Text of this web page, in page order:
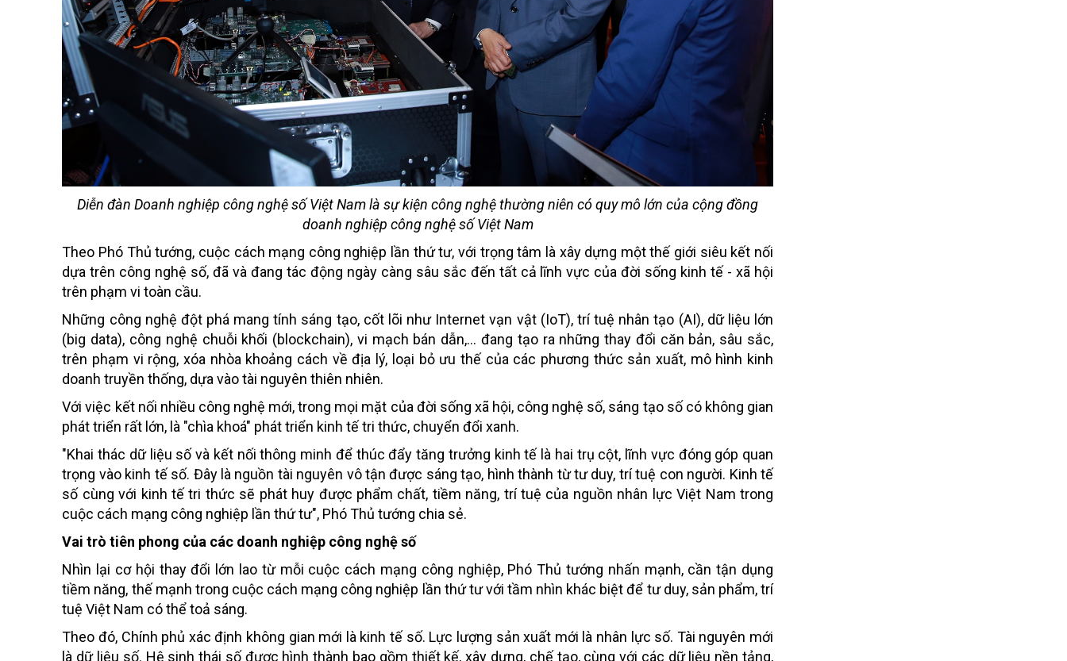
Diễn đàn Doanh nghiệp công nghệ số Việt Nam là sự kiện công nghệ thường niên có quy mô lớn của cộng đồng
doanh nghiệp công nghệ số Việt Nam
Theo Phó Thủ tướng, cuộc cách mạng công nghiệp lần thứ tư, với trọng tâm là xây dựng một thế giới siêu kết nối
dựa trên công nghệ số, đã và đang tác động ngày càng sâu sắc đến tất cả lĩnh vực của đời sống kinh tế - xã hội
trên phạm vi toàn cầu.
Những công nghệ đột phá mang tính sáng tạo, cốt lõi như Internet vạn vật (IoT), trí tuệ nhân tạo (AI), dữ liệu lớn
(big data), công nghệ chuỗi khối (blockchain), vi mạch bán dẫn,… đang tạo ra những thay đổi căn bản, sâu sắc,
trên phạm vi rộng, xóa nhòa khoảng cách về địa lý, loại bỏ ưu thế của các phương thức sản xuất, mô hình kinh
doanh truyền thống, dựa vào tài nguyên thiên nhiên.
Với việc kết nối nhiều công nghệ mới, trong mọi mặt của đời sống xã hội, công nghệ số, sáng tạo số có không gian
phát triển rất lớn, là "chìa khoá" phát triển kinh tế tri thức, chuyển đổi xanh.
"Khai thác dữ liệu số và kết nối thông minh để thúc đẩy tăng trưởng kinh tế là hai trụ cột, lĩnh vực đóng góp quan
trọng vào kinh tế số. Đây là nguồn tài nguyên vô tận được sáng tạo, hình thành từ tư duy, trí tuệ con người. Kinh tế
số cùng với kinh tế tri thức sẽ phát huy được phẩm chất, tiềm năng, trí tuệ của nguồn nhân lực Việt Nam trong
cuộc cách mạng công nghiệp lần thứ tư", Phó Thủ tướng chia sẻ.
Vai trò tiên phong của các doanh nghiệp công nghệ số
Nhìn lại cơ hội thay đổi lớn lao từ mỗi cuộc cách mạng công nghiệp, Phó Thủ tướng nhấn mạnh, cần tận dụng
tiềm năng, thế mạnh trong cuộc cách mạng công nghiệp lần thứ tư với tầm nhìn khác biệt để tư duy, sản phẩm, trí
tuệ Việt Nam có thể toả sáng.
Theo đó, Chính phủ xác định không gian mới là kinh tế số. Lực lượng sản xuất mới là nhân lực số. Tài nguyên mới
là dữ liệu số. Hệ sinh thái số được hình thành bao gồm thiết kế, xây dựng, chế tạo, cùng với các dữ liệu nền tảng,